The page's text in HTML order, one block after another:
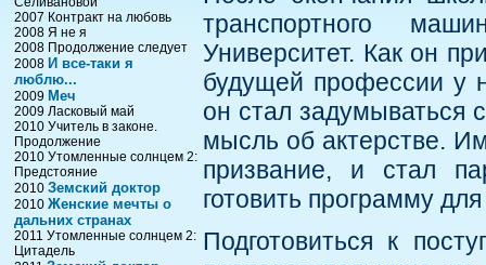
2007 Контракт на любовь
2008 Я не я
2008 Продолжение следует
2008 И все-таки я
люблю...
2009 Меч
2009 Ласковый май
2010 Учитель в законе.
Продолжение
2010 Утомленные солнцем 2:
Предстояние
2010 Земский доктор
2010 Женские мечты о
дальних странах
2011 Утомленные солнцем 2:
Цитадель
транспортного
Университет. Как он
будущей профессии у
он стал задумываться
мысль об актерстве.
призвание, и стал
готовить программу
Подготовиться к